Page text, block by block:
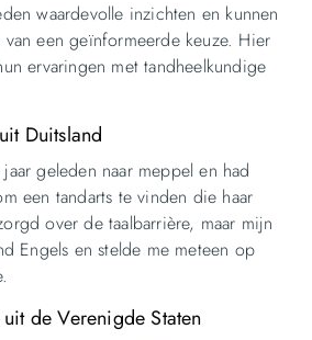
waardevolle inzichten en kunnen
een geïnformeerde keuze. Hier
ervaringen met tandheelkundige
Duitsland
geleden naar meppel en had
een tandarts te vinden die haar
over de taalbarrière, maar mijn
Engels en stelde me meteen op
de Verenigde Staten